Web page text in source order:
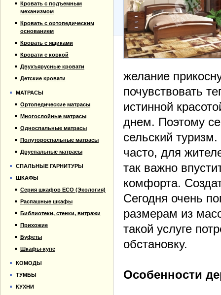
желание
почувствовать
истинной
днем. Поэтому
сельский
часто, для
так важно
комфорта.
Сегодня очень
размерам из
такой услуге
обстановку.
Особенности
Кровать с подъемным
механизмом
Кровать с ортопедическим
основанием
Кровать с ящиками
Кровати с ковкой
Двухъярусные кровати
Детские кровати
МАТРАСЫ
Ортопедические матрасы
Многослойные матрасы
Односпальные матрасы
Полутороспальные матрасы
Двуспальные матрасы
СПАЛЬНЫЕ ГАРНИТУРЫ
ШКАФЫ
Серия шкафов ECO (Экология)
Распашные шкафы
Библиотеки, стенки, витражи
Прихожие
Буфеты
Шкафы-купе
КОМОДЫ
ТУМБЫ
КУХНИ
Контакты